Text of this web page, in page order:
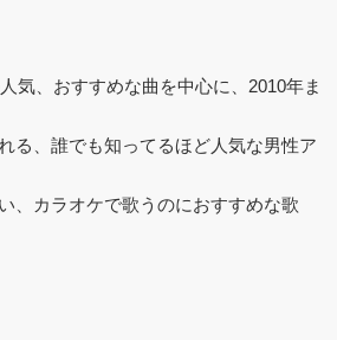
気、おすすめな曲を中心に、2010年ま
る、誰でも知ってるほど人気な男性ア
、カラオケで歌うのにおすすめな歌